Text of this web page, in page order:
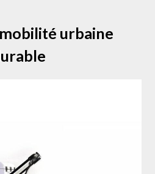
mobilité urbaine